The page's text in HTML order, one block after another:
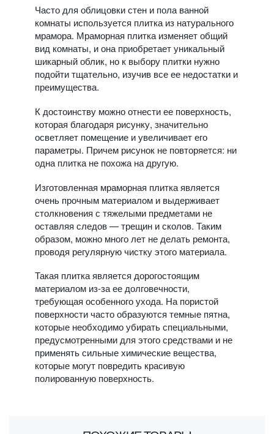
Часто для облицовки стен и пола ванной
комнаты используется плитка из натурального
мрамора. Мраморная плитка изменяет общий
вид комнаты, и она приобретает уникальный
шикарный облик, но к выбору плитки нужно
подойти тщательно, изучив все ее недостатки и
преимущества.
К достоинству можно отнести ее поверхность,
которая благодаря рисунку, значительно
осветляет помещение и увеличивает его
параметры. Причем рисунок не повторяется: ни
одна плитка не похожа на другую.
Изготовленная мраморная плитка является
очень прочным материалом и выдерживает
столкновения с тяжелыми предметами не
оставляя следов — трещин и сколов. Таким
образом, можно много лет не делать ремонта,
проводя регулярную чистку этого материала.
Такая плитка является дорогостоящим
материалом из-за ее долговечности,
требующая особенного ухода. На пористой
поверхности часто образуются темные пятна,
которые необходимо убирать специальными,
предусмотренными для этого средствами и не
применять сильные химические вещества,
которые могут повредить красивую
полированную поверхность.